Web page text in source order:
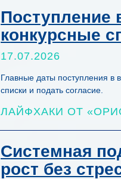
Поступление
конкурсные
17.07.2026
Главные даты поступления в
списки и подать согласие.
ЛАЙФХАКИ ОТ
Системная
рост без